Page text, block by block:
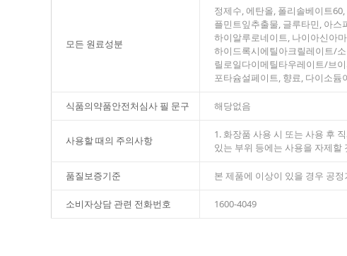
모든 원료성분
정제수, 에탄올, 폴리솔베이트
플민트잎추출물, 글루타민, 아스
하이알루로네이트, 나이아신아
하이드록시에틸아크릴레이트/
릴로일다이메틸타우레이트/브
포타슘설페이트, 향료, 다이소듐
식품의약품안전처심사 필 문구 해당없음
사용할 때의 주의사항
1. 화장품 사용 시 또는 사용 후
있는 부위 등에는 사용을 자제할
품질보증기준 본 제품에 이상이 있을 경우 공
소비자상담 관련 전화번호 1600-4049